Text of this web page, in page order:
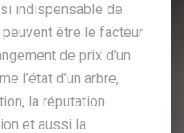
indispensable de
être le facteur
de prix d’un
l’état d’un arbre,
la réputation
et aussi la